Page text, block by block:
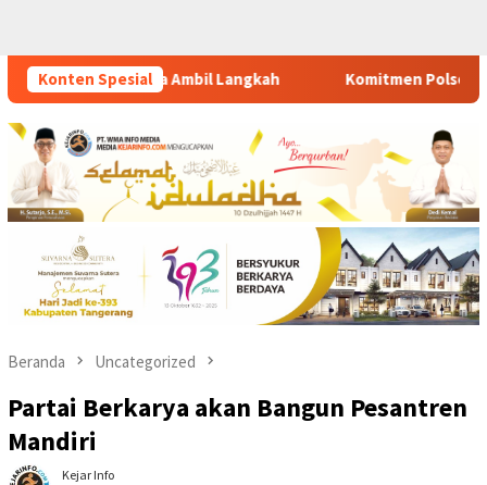
Konten Spesial
Komitmen Polsek Tigaraksa Tindak Tegas Peredaran
Beranda Uncategorized
Partai Berkarya akan Bangun Pesantren
Mandiri
Kejar Info